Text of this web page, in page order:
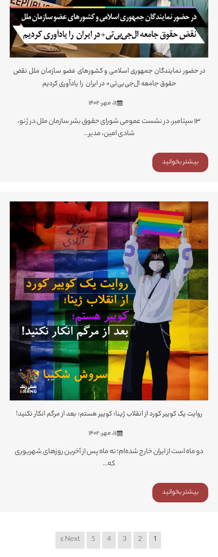
در حضور نمایندگان جمهوری اسلامی و کشورهای عضو سازمان ملل نقض
حقوق جامعه ال‌جی‌بی‌تی+ در ایران را یادآوری کردیم
۱۱، مهر، ۱۴۰۲
۱۳ سپتامبر، در نشست عمومی شورای حقوق بشر سازمان ملل در ژنو،
شادی امین، مدیر…
بیشتر بخوانید
روایت یک کوییر کورد از انقلاب ژینا؛ کوییر هستم؛ بعد از مرگم انکار نکنید!
۱۱، مهر، ۱۴۰۲
دو ماه است از ایران خارج شده‌ام؛ نه ماه پس از آخرین روزهای شهریوری
که…
بیشتر بخوانید
1
2
3
4
5
Next »